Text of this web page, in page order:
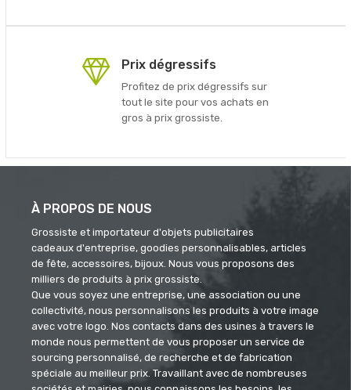
Prix dégressifs
Profitez de prix dégressifs sur
tout le site pour vos achats en
gros à prix grossiste.
À PROPOS DE NOUS
Grossiste et importateur d'objets publicitaires
cadeaux d'entreprise, goodies personnalisables, articles
de fête, accessoires, bijoux. Nous vous proposons des
milliers de produits à prix grossiste.
Que vous soyez une entreprise, une association ou une
collectivité, nous personnalisons les produits à votre image
avec votre logo. Nos contacts dans des usines à travers le
monde nous permettent de vous proposer un service de
sourcing personnalisé, de recherche et de fabrication
spéciale au meilleur prix. Travaillant avec de nombreuses